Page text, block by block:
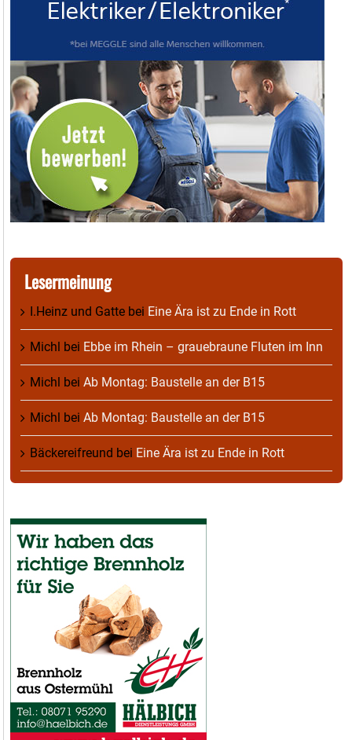
Lesermeinung
I.Heinz und Gatte bei Eine Ära ist zu Ende in Rott
Michl bei Ebbe im Rhein – grauebraune Fluten im Inn
Michl bei Ab Montag: Baustelle an der B15
Michl bei Ab Montag: Baustelle an der B15
Bäckereifreund bei Eine Ära ist zu Ende in Rott